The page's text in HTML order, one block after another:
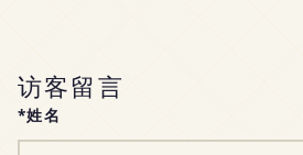
访客留言
*姓名